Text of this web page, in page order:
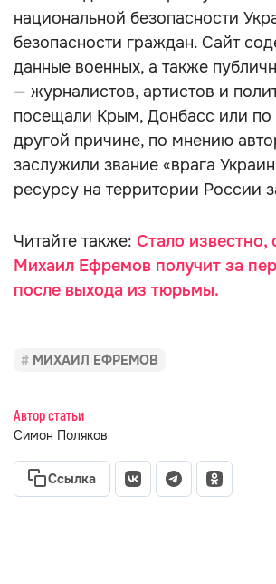
национальной безопасности
безопасности граждан. Сайт
данные военных, а также
— журналистов, артистов и
посещали Крым, Донбасс или по
другой причине, по мнению
заслужили звание «врага
ресурсу на территории России
Читайте также: Стало известно,
Михаил Ефремов получит за
после выхода из тюрьмы.
МИХАИЛ ЕФРЕМОВ
Автор статьи
Симон Поляков
Ссылка